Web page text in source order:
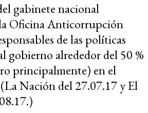
gabinete nacional
Oficina Anticorrupción
de las políticas
gobierno alrededor del 50 %
principalmente) en el
Nación del 27.07.17 y El